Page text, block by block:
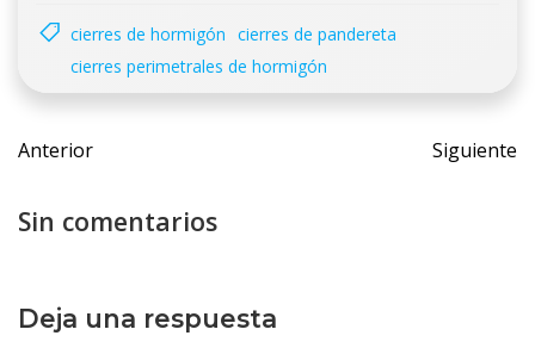
cierres de hormigón cierres de pandereta
cierres perimetrales de hormigón
Navegación
de
entradas
Anterior
de
Siguiente
Sin comentarios
Deja una respuesta